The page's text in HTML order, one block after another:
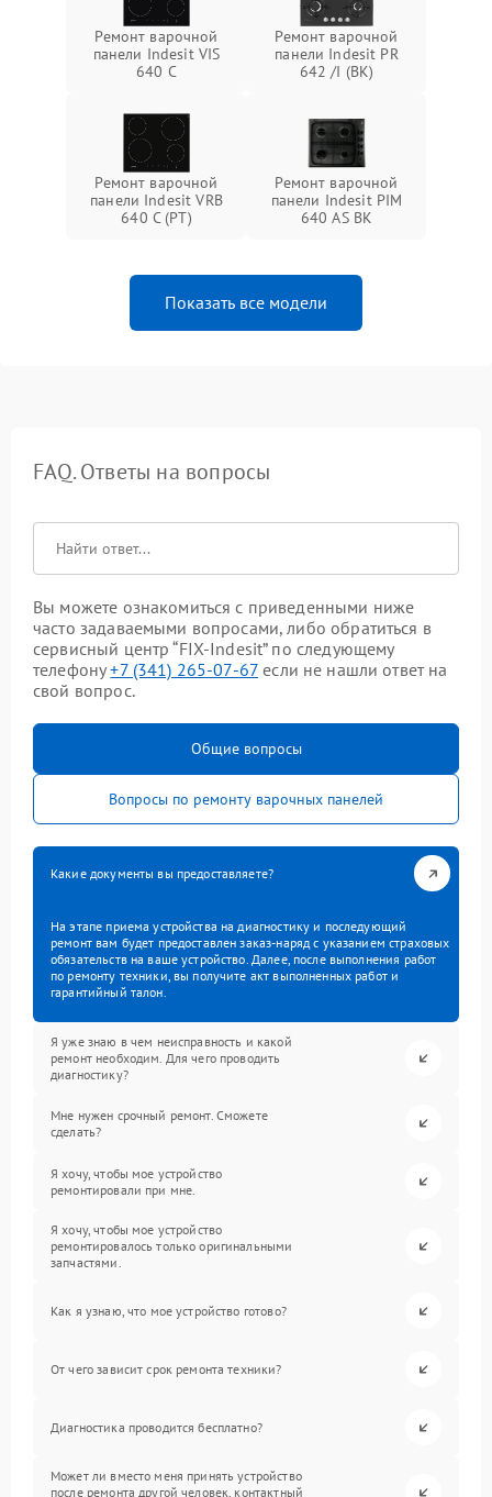
Ремонт варочной
панели Indesit VIS
640 C
Ремонт варочной
панели Indesit PR
642 /I (BK)
Ремонт варочной
панели Indesit VRB
640 C (PT)
Ремонт варочной
панели Indesit PIM
640 AS BK
Показать все модели
FAQ. Ответы на вопросы
Вы можете ознакомиться с приведенными ниже
часто задаваемыми вопросами, либо обратиться в
сервисный центр “FIX-Indesit” по следующему
телефону+7 (341) 265-07-67 если не нашли ответ на
свой вопрос.
Общие вопросы
Вопросы по ремонту варочных панелей
Какие документы вы предоставляете?
На этапе приема устройства на диагностику и последующий
ремонт вам будет предоставлен заказ-наряд с указанием страховых
обязательств на ваше устройство. Далее, после выполнения работ
по ремонту техники, вы получите акт выполненных работ и
гарантийный талон.
Я уже знаю в чем неисправность и какой
ремонт необходим. Для чего проводить
диагностику?
Мне нужен срочный ремонт. Сможете
сделать?
Я хочу, чтобы мое устройство
ремонтировали при мне.
Я хочу, чтобы мое устройство
ремонтировалось только оригинальными
запчастями.
Как я узнаю, что мое устройство готово?
От чего зависит срок ремонта техники?
Диагностика проводится бесплатно?
Может ли вместо меня принять устройство
после ремонта другой человек, контактный